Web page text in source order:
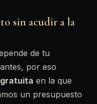
sin acudir a la
de tu
por eso
en la que
un presupuesto